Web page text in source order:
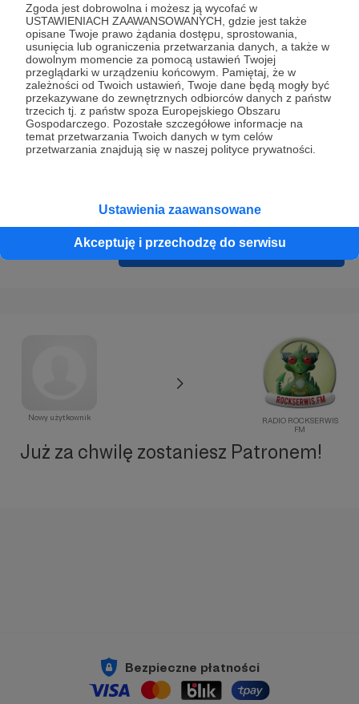
Zgoda jest dobrowolna i możesz ją wycofać w
USTAWIENIACH ZAAWANSOWANYCH, gdzie jest także
opisane Twoje prawo żądania dostępu, sprostowania,
usunięcia lub ograniczenia przetwarzania danych, a także w
dowolnym momencie za pomocą ustawień Twojej
przeglądarki w urządzeniu końcowym. Pamiętaj, że w
zależności od Twoich ustawień, Twoje dane będą mogły być
przekazywane do zewnętrznych odbiorców danych z państw
trzecich tj. z państw spoza Europejskiego Obszaru
Gospodarczego. Pozostałe szczegółowe informacje na
temat przetwarzania Twoich danych w tym celów
przetwarzania znajdują się w naszej polityce prywatności.
Ustawienia zaawansowane
Akceptuję i przechodzę do serwisu
* Wyrażam zgodę na przetwarzanie moich danych
osobowych podanych w formularzu rejestracyjnym w celu
prawidłowego świadczenia usług serwisu Patronite.
Wyrażam zgodę na otrzymywanie drogą elektroniczną
informacji handlowych - newslettera. Opcja ta może zostać
zmieniona w ustawieniach konta.
Cofnij Zarejestruj się i przejdź dalej
Nowy użytkownik
RADIO ROCKSERWIS
FM
Już za chwilę zostaniesz Patronem!
Bezpieczne płatności